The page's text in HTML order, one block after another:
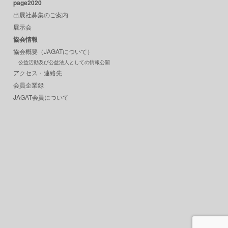
page2020
出展社募集のご案内
展示会
協会情報
協会概要（JAGATについて）
公益活動及び公益法人としての情報公開
アクセス・連絡先
会員企業録
JAGAT会員について